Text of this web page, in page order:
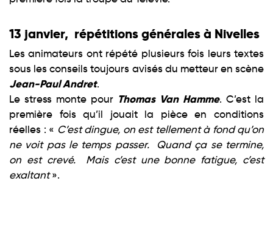
13 janvier, répétitions générales à Nivelles
Les animateurs ont répété plusieurs fois leurs textes
sous les conseils toujours avisés du metteur en scène
Jean-Paul Andret.
Le stress monte pour Thomas Van Hamme. C’est la
première fois qu’il jouait la pièce en conditions
réelles : « C’est dingue, on est tellement à fond qu’on
ne voit pas le temps passer. Quand ça se termine,
on est crevé. Mais c’est une bonne fatigue, c’est
exaltant».